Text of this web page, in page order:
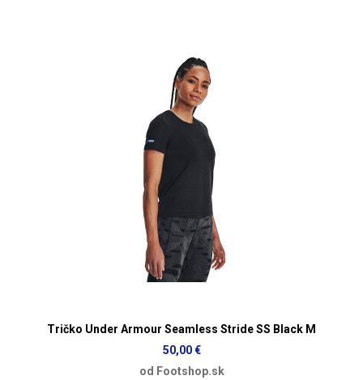
Tričko Under Armour Seamless Stride SS Black M
50,00 €
od Footshop.sk